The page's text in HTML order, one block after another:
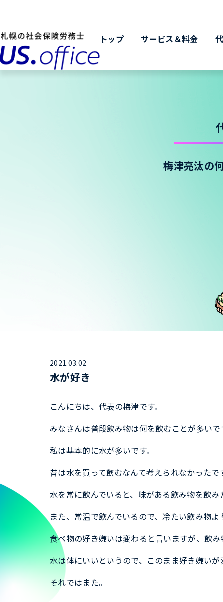
トップ サービス＆料金
梅津亮汰の
2021.03.02
水が好き
こんにちは、代表の梅津です。
みなさんは普段飲み物は何を飲むことが多いで
私は基本的に水が多いです。
昔は水を買って飲むなんて考えられなかった
水を常に飲んでいると、味がある飲み物を飲
また、常温で飲んでいるので、冷たい飲み物
食べ物の好き嫌いは変わると言いますが、飲
水は体にいいというので、このまま好き嫌い
それではまた。